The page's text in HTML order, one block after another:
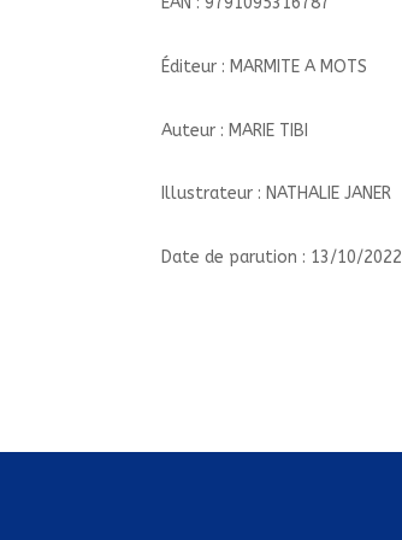
Éditeur : MARMITE A MOTS
Auteur : MARIE TIBI
Illustrateur : NATHALIE JANER
Date de parution : 13/10/2022